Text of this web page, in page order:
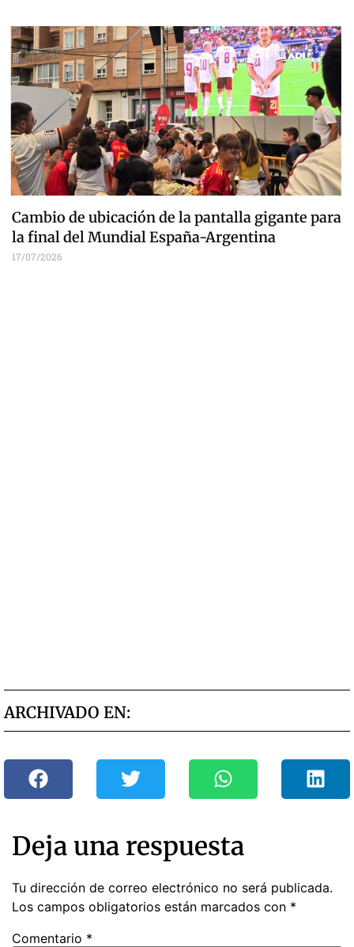
Cambio de ubicación de la pantalla gigante para
la final del Mundial España-Argentina
17/07/2026
ARCHIVADO EN:
Deja una respuesta
Tu dirección de correo electrónico no será publicada.
Los campos obligatorios están marcados con *
Comentario *